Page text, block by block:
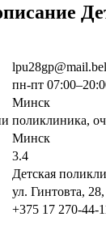
пн-пт
Минск
поликлиника,
Минск
3.4
Детская
ул. Гинтовта,
+375 17 270-44-